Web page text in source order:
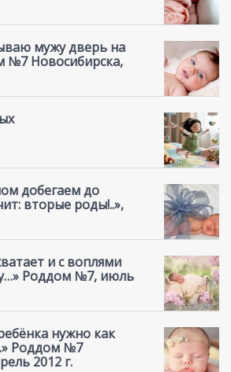
мужу дверь на
№7 Новосибирска,
добегаем до
вторые роды!..»,
и с воплями
Роддом №7, июль
нужно как
Роддом №7
2012 г.